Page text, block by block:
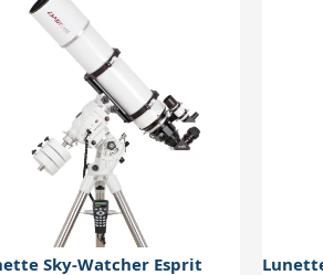
Sky-Watcher Esprit